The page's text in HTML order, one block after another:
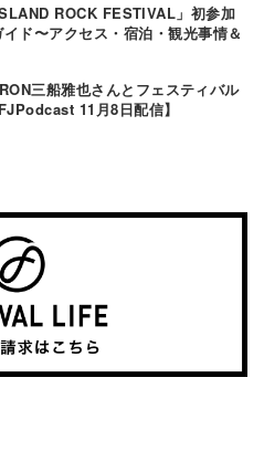
ROCK FESTIVAL」初参加
ド〜アクセス・宿泊・観光事情＆
三船雅也さんとフェスティバル
11月8日配信】